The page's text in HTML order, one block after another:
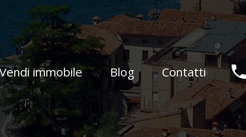
immobiliare Vendi immobile
Vendi immobile
Blog Contatti